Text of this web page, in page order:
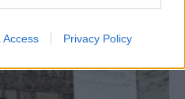
Access Privacy Policy